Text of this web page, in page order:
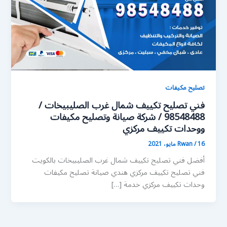
تصليح مكيفات
فني تصليح تكييف شمال غرب الصليبيخات /
98548488 / شركة صيانة وتصليح مكيفات
ووحدات تكييف مركزي
Rwan/16 مايو، 2021
أفضل فني تصليح تكييف شمال غرب الصليبيخات بالكويت
فني تصليح تكييف مركزي هندي صيانة تصليح مكيفات
وحدات تكييف مركزي خدمة […]